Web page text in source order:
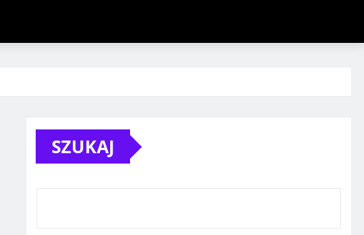
SZUKAJ